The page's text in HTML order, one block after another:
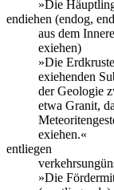
»Die
endiehen (endog,
aus dem
exiehen)
»Die
exiehenden
der Geologie
etwa Granit,
exiehen.«
entliegen
»Die